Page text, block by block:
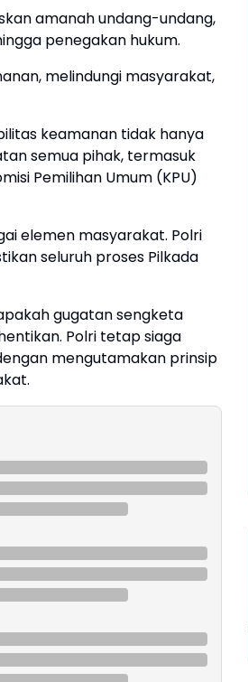
amanah undang-undang,
penegakan hukum.
melindungi masyarakat,
keamanan tidak hanya
semua pihak, termasuk
Pemilihan Umum (KPU)
elemen masyarakat. Polri
seluruh proses Pilkada
gugatan sengketa
Polri tetap siaga
mengutamakan prinsip